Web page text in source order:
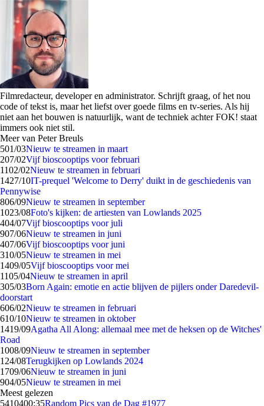
Filmredacteur, developer en administrator. Schrijft graag, of het nou
code of tekst is, maar het liefst over goede films en tv-series. Als hij
niet aan het bouwen is natuurlijk, want de techniek achter FOK! staat
immers ook niet stil.
Meer van Peter Breuls
501/03Nieuw te streamen in maart
207/02Vijf bioscooptips voor februari
1102/02Nieuw te streamen in februari
1427/10IT-prequel 'Welcome to Derry' duikt in de geschiedenis van
Pennywise
806/09Nieuw te streamen in september
1023/08Foto's kijken: de artiesten van Lowlands 2025
404/07Vijf bioscooptips voor juli
907/06Nieuw te streamen in juni
407/06Vijf bioscooptips voor juni
310/05Nieuw te streamen in mei
1409/05Vijf bioscooptips voor mei
1105/04Nieuw te streamen in april
305/03Born Again: emotie en actie blijven de pijlers onder Daredevil-
doorstart
606/02Nieuw te streamen in februari
610/10Nieuw te streamen in oktober
1419/09Agatha All Along: allemaal mee met de heksen op de Witches'
Road
1008/09Nieuw te streamen in september
1 24/08Terugkijken op Lowlands 2024
1709/06Nieuw te streamen in juni
904/05Nieuw te streamen in mei
Meest gelezen
5410400:35Random Pics van de Dag #1977